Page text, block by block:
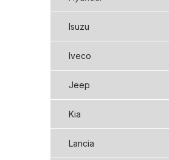
Isuzu
Iveco
Jeep
Kia
Lancia